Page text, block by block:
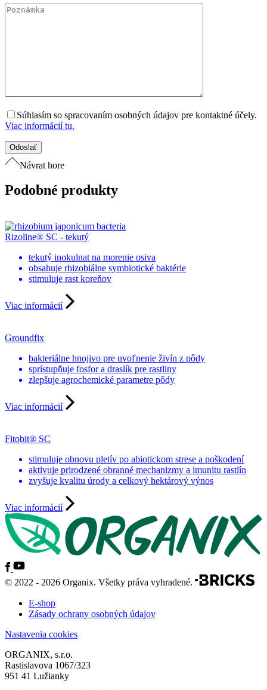
Súhlasím so spracovaním osobných údajov pre kontaktné účely.
Viac informácií tu.
Návrat hore
Podobné produkty
Rizoline® SC - tekutý
tekutý inokulnat na morenie osiva
obsahuje rhizobiálne symbiotické baktérie
stimuluje rast koreňov
Viac informácií
Groundfix
bakteriálne hnojivo pre uvoľnenie živín z pôdy
sprístupňuje fosfor a draslík pre rastliny
zlepšuje agrochemické parametre pôdy
Viac informácií
Fitobit® SC
stimuluje obnovu pletív po abiotickom strese a poškodení
aktivuje prirodzené obranné mechanizmy a imunitu rastlín
zvyšuje kvalitu úrody a celkový hektárový výnos
Viac informácií
© 2022 - 2026 Organix. Všetky práva vyhradené.
E-shop
Zásady ochrany osobných údajov
Nastavenia cookies
ORGANIX, s.r.o.
Rastislavova 1067/323
951 41 Lužianky